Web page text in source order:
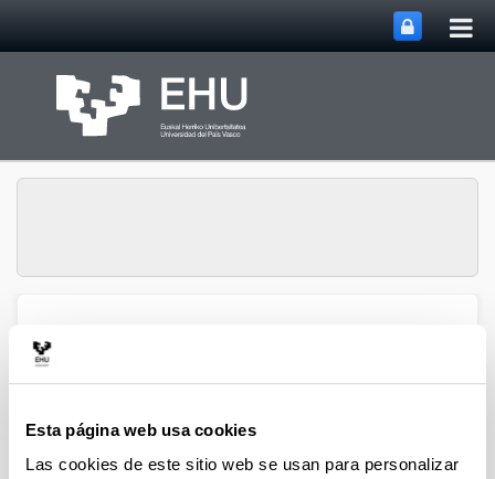
Esta página web usa cookies
Las cookies de este sitio web se usan para personalizar
Grupo de Investigación
2020